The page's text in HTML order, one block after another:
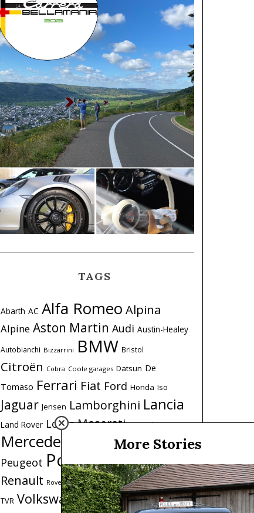
TAGS
Abarth AC Alfa Romeo Alpina
Alpine Aston Martin Audi Austin-Healey
Autobianchi Bizzarrini BMW Bristol
Citroën Cobra Coole garages Datsun De
Tomaso Ferrari Fiat Ford Honda Iso
Jaguar Jensen Lamborghini Lancia
Land Rover Lotus Maserati Mercedes
Mercedes-Benz MG MINI
Peugeot Porsche Range Rover
Renault Rover Saab Simca Toyota Triumph
TVR VolkswagenVolvo
More Stories